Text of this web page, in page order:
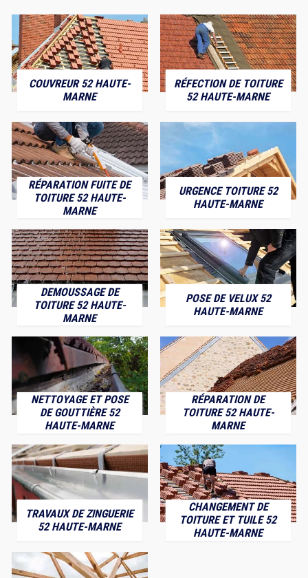
COUVREUR 52 HAUTE-
MARNE
RÉFECTION DE TOITURE
52 HAUTE-MARNE
RÉPARATION FUITE DE
TOITURE 52 HAUTE-
MARNE
URGENCE TOITURE 52
HAUTE-MARNE
DEMOUSSAGE DE
TOITURE 52 HAUTE-
MARNE
POSE DE VELUX 52
HAUTE-MARNE
NETTOYAGE ET POSE
DE GOUTTIÈRE 52
HAUTE-MARNE
RÉPARATION DE
TOITURE 52 HAUTE-
MARNE
TRAVAUX DE ZINGUERIE
52 HAUTE-MARNE
CHANGEMENT DE
TOITURE ET TUILE 52
HAUTE-MARNE